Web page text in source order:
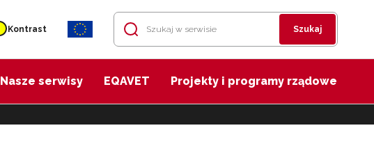
Kontrast Szukaj
Nasze serwisy EQAVET Projekty i programy rządowe